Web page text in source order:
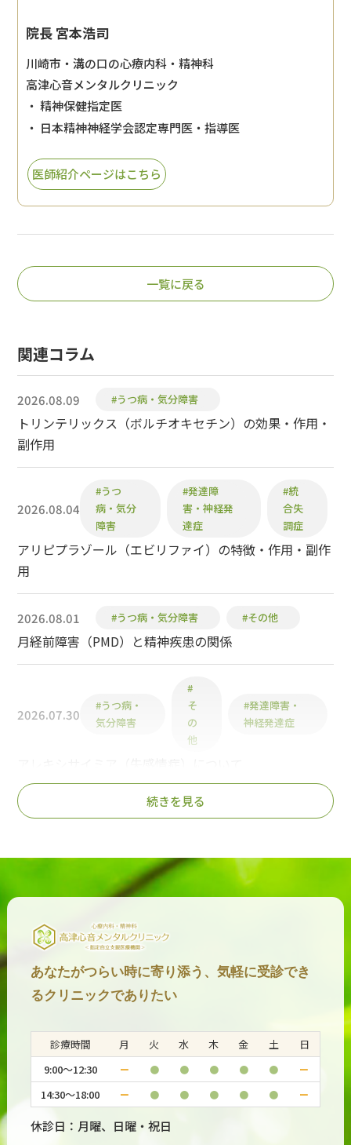
院長 宮本浩司
川崎市・溝の口の心療内科・精神科
高津心音メンタルクリニック
・ 精神保健指定医
・ 日本精神神経学会認定専門医・指導医
医師紹介ページはこちら
一覧に戻る
関連コラム
2026.08.09 #うつ病・気分障害
トリンテリックス（ボルチオキセチン）の効果・作用・
副作用
2026.08.04
#うつ
病・気分
障害
#発達障
害・神経発
達症
#統
合失
調症
アリピプラゾール（エビリファイ）の特徴・作用・副作
用
2026.08.01 #うつ病・気分障害 #その他
月経前障害（PMD）と精神疾患の関係
2026.07.30
#うつ病・
気分障害
#
そ
の
他
#発達障害・
神経発達症
2026.07.29 #うつ病・気分障害
#うつ病・気分
障害
#発達障害・神経発
達症
コンサータはうつ病に禁忌？
2026.07.21 #うつ病・気分障害
抗うつ薬はインプラントが失敗しやすくなる？
2026.07.20 #うつ病・気分障害
産後うつ病に有効な薬は何か？
2026.07.16 #うつ病・気分障害
アンヘドニアにプラミペキソールは効果がある？
続きを見る
あなたがつらい時に寄り添う、気軽に受診でき
るクリニックでありたい
診療時間 月 火 水 木 金 土
日
9:00～12:30
ー ● ● ● ● ● ー
14:30～18:00 ー ● ● ● ● ● ー
休診日：月曜、日曜・祝日